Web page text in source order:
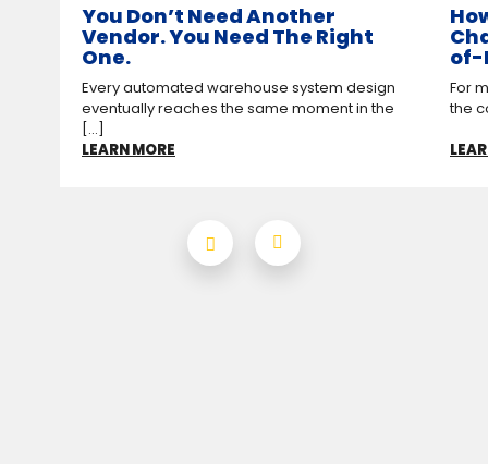
You Don’t Need Another
Vendor. You Need The Right
One.
Every automated warehouse system design
eventually reaches the same moment in the
[...]
LEARN MORE
of-
For
the